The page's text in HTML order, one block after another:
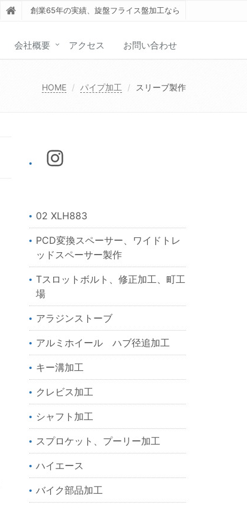
創業65年の実績、旋盤フライス盤加工なら
会社概要 アクセス お問い合わせ
HOME パイプ加工 スリーブ製作
02 XLH883
PCD変換スペーサー、ワイドトレ
ッドスペーサー製作
Tスロットボルト、修正加工、町工
場
アラジンストーブ
アルミホイール ハブ径追加工
キー溝加工
クレビス加工
シャフト加工
スプロケット、プーリー加工
ハイエース
バイク部品加工